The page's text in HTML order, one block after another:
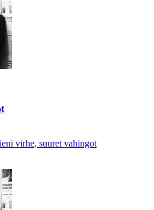
virhe, suuret vahingot